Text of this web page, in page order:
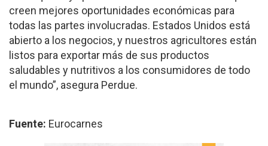
creen mejores oportunidades económicas para
todas las partes involucradas. Estados Unidos está
abierto a los negocios, y nuestros agricultores están
listos para exportar más de sus productos
saludables y nutritivos a los consumidores de todo
el mundo”, asegura Perdue.
Fuente: Eurocarnes